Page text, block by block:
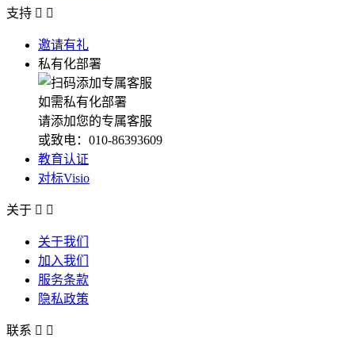
支持  
邀请有礼
私有化部署
如需私有化部署
请添加您的专属客服
或致电：010-86393609
教育认证
对标Visio
关于  
关于我们
加入我们
服务条款
隐私政策
联系  